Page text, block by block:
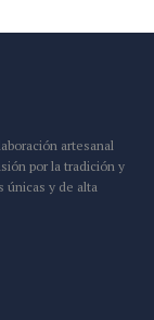
artesanal
por la tradición y
únicas y de alta